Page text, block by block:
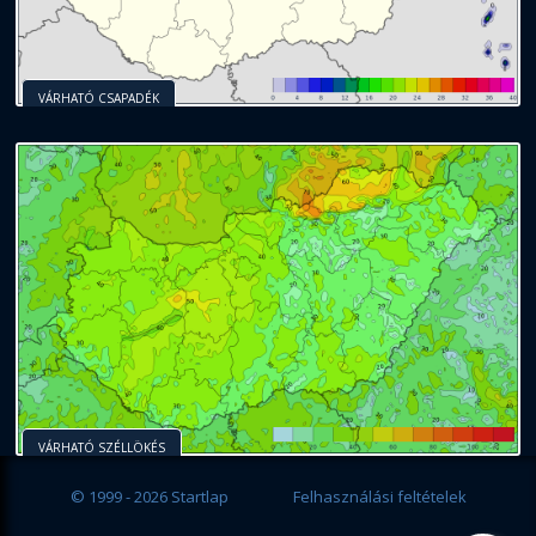
VÁRHATÓ CSAPADÉK
VÁRHATÓ SZÉLLÖKÉS
© 1999 - 2026 Startlap Felhasználási feltételek